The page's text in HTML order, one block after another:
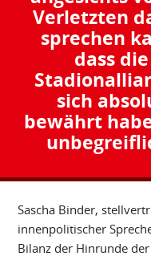
Verletzten
sprechen
dass die
sich
bewährt
Sascha Binder,
innenpolitischer
Bilanz der Hinrunde